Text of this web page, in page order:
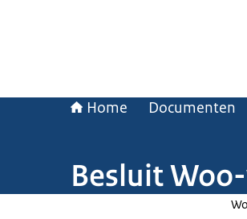
Home Documenten
Besluit